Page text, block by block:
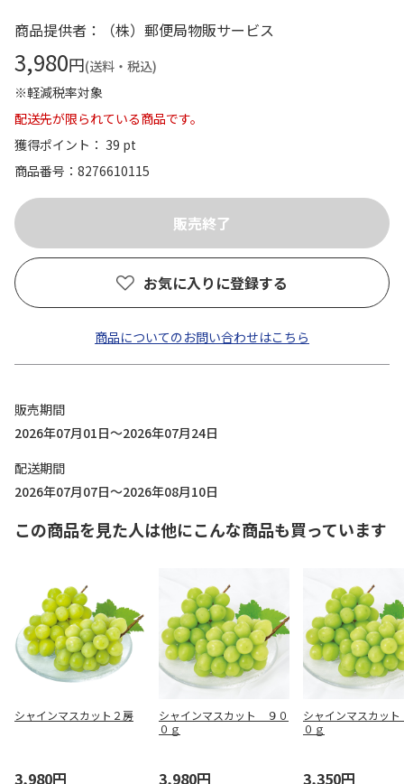
商品提供者：（株）郵便局物販サービス
3,980円(送料・税込)
※軽減税率対象
配送先が限られている商品です。
獲得ポイント： 39 pt
商品番号
8276610115
お気に入りに登録する
商品についてのお問い合わせはこちら
販売期間
2026年07月01日～2026年07月24日
配送期間
2026年07月07日～2026年08月10日
この商品を見た人は他にこんな商品も買っています
シャインマスカット２房
3,980円
シャインマスカット ９０
０ｇ
3,980円
シャインマスカッ
０ｇ
3,350円